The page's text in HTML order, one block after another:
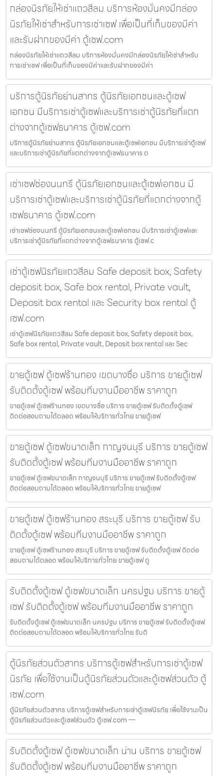
กล่องนิรภัยให้เช่าแถวสีลม บริการห้องมั่นคงมีกล่อง
นิรภัยให้เช่าสำหรับการเช่าเซฟ เพื่อเป็นที่เก็บของมีค่า
และรับฝากของมีค่า ตู้เซฟ.com
กล่องนิรภัยให้เช่าแถวสีลม บริการห้องมั่นคงมีกล่องนิรภัยให้เช่าสำหรับ
การเช่าเซฟ เพื่อเป็นที่เก็บของมีค่าและรับฝากของมีค่า
บริการตู้นิรภัยย่านสาทร ตู้นิรภัยเอกชนและตู้เซฟ
เอกชน มีบริการเช่าตู้เซฟและบริการเช่าตู้นิรภัยที่แตก
ต่างจากตู้เซฟธนาคาร ตู้เซฟ.com
บริการตู้นิรภัยย่านสาทร ตู้นิรภัยเอกชนและตู้เซฟเอกชน มีบริการเช่าตู้เซฟ
และบริการเช่าตู้นิรภัยที่แตกต่างจากตู้เซฟธนาคาร ต
เช่าเซฟช่องนนทรี ตู้นิรภัยเอกชนและตู้เซฟเอกชน มี
บริการเช่าตู้เซฟและบริการเช่าตู้นิรภัยที่แตกต่างจากตู้
เซฟธนาคาร ตู้เซฟ.com
เช่าเซฟช่องนนทรี ตู้นิรภัยเอกชนและตู้เซฟเอกชน มีบริการเช่าตู้เซฟและ
บริการเช่าตู้นิรภัยที่แตกต่างจากตู้เซฟธนาคาร ตู้เซฟ.c
เช่าตู้เซฟนิรภัยแถวสีลม Safe deposit box, Safety
deposit box, Safe box rental, Private vault,
Deposit box rental และ Security box rental ตู้
เซฟ.com
เช่าตู้เซฟนิรภัยแถวสีลม Safe deposit box, Safety deposit box,
Safe box rental, Private vault, Deposit box rental และ Sec
ขายตู้เซฟ ตู้เซฟร้านทอง เขตบางซื่อ บริการ ขายตู้เซฟ
รับติดตั้งตู้เซฟ พร้อมทีมงานมืออาชีพ ราคาถูก
ขายตู้เซฟ ตู้เซฟร้านทอง เขตบางซื่อ บริการ ขายตู้เซฟ รับติดตั้งตู้เซฟ
ติดต่อสอบถามได้ตลอด พร้อมให้บริการทั่วไทย ขายตู้เซฟ
ขายตู้เซฟ ตู้เซฟขนาดเล็ก กาญจนบุรี บริการ ขายตู้เซฟ
รับติดตั้งตู้เซฟ พร้อมทีมงานมืออาชีพ ราคาถูก
ขายตู้เซฟ ตู้เซฟขนาดเล็ก กาญจนบุรี บริการ ขายตู้เซฟ รับติดตั้งตู้เซฟ
ติดต่อสอบถามได้ตลอด พร้อมให้บริการทั่วไทย ขายตู้เซฟ
ขายตู้เซฟ ตู้เซฟร้านทอง สระบุรี บริการ ขายตู้เซฟ รับ
ติดตั้งตู้เซฟ พร้อมทีมงานมืออาชีพ ราคาถูก
ขายตู้เซฟ ตู้เซฟร้านทอง สระบุรี บริการ ขายตู้เซฟ รับติดตั้งตู้เซฟ ติดต่อ
สอบถามได้ตลอด พร้อมให้บริการทั่วไทย ขายตู้เซฟ ตู
รับติดตั้งตู้เซฟ ตู้เซฟขนาดเล็ก นครปฐม บริการ ขายตู้
เซฟ รับติดตั้งตู้เซฟ พร้อมทีมงานมืออาชีพ ราคาถูก
รับติดตั้งตู้เซฟ ตู้เซฟขนาดเล็ก นครปฐม บริการ ขายตู้เซฟ รับติดตั้งตู้เซฟ
ติดต่อสอบถามได้ตลอด พร้อมให้บริการทั่วไทย รับติ
ตู้นิรภัยส่วนตัวสาทร บริการตู้เซฟสำหรับการเช่าตู้เซฟ
นิรภัย เพื่อใช้งานเป็นตู้นิรภัยส่วนตัวและตู้เซฟส่วนตัว ตู้
เซฟ.com
ตู้นิรภัยส่วนตัวสาทร บริการตู้เซฟสำหรับการเช่าตู้เซฟนิรภัย เพื่อใช้งานเป็น
ตู้นิรภัยส่วนตัวและตู้เซฟส่วนตัว ตู้เซฟ.com —
รับติดตั้งตู้เซฟ ตู้เซฟขนาดเล็ก น่าน บริการ ขายตู้เซฟ
รับติดตั้งตู้เซฟ พร้อมทีมงานมืออาชีพ ราคาถูก